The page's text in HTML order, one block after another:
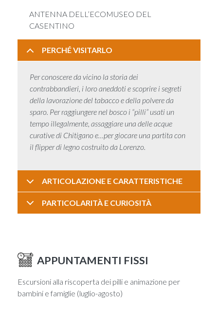
ANTENNA DELL’ECOMUSEO DEL
CASENTINO
PERCHÉ VISITARLO
Per conoscere da vicino la storia dei
contrabbandieri, i loro aneddoti e scoprire i segreti
della lavorazione del tabacco e della polvere da
sparo. Per raggiungere nel bosco i “pilli” usati un
tempo illegalmente, assaggiare una delle acque
curative di Chitigano e…per giocare una partita con
il flipper di legno costruito da Lorenzo.
ARTICOLAZIONE E CARATTERISTICHE
PARTICOLARITÀ E CURIOSITÀ
APPUNTAMENTI FISSI
Escursioni alla riscoperta dei pilli e animazione per
bambini e famiglie (luglio-agosto)